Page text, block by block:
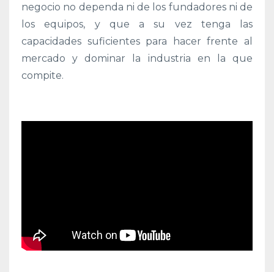
negocio no dependa ni de los fundadores ni de
los equipos, y que a su vez tenga las
capacidades suficientes para hacer frente al
mercado y dominar la industria en la que
compite.